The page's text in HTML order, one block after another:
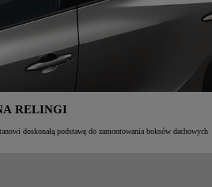
RELINGI
doskonałą podstawę do zamontowania boksów dachowych